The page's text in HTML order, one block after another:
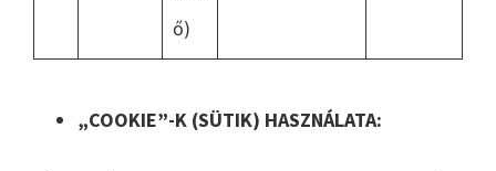
ő)
„COOKIE”-K (SÜTIK) HASZNÁLATA: